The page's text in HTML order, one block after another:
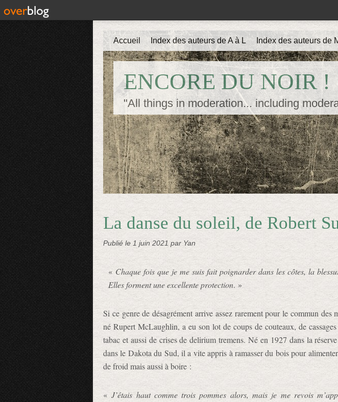
ENCORE DU NOIR !
"All things in moderation... including
Accueil Index des auteurs de A à L Index des auteurs de
La danse du soleil, de Robert
Publié le 1 juin 2021 par Yan
« Chaque fois que je me suis fait poignarder dans les côtes, la
Elles forment une excellente protection. »
Si ce genre de désagrément arrive assez rarement pour le commun des
né Rupert McLaughlin, a eu son lot de coups de couteaux, de cassages
tabac et aussi de crises de delirium tremens. Né en 1927 dans la
dans le Dakota du Sud, il a vite appris à ramasser du bois pour
de froid mais aussi à boire :
«J’étais haut comme trois pommes alors, mais je me revois